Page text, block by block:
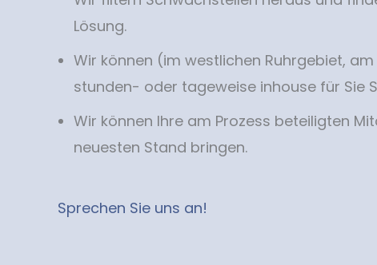
Lösung.
Wir können (im westlichen Ruhrgebiet,
stunden- oder tageweise inhouse für Sie
Wir können Ihre am Prozess beteiligten
neuesten Stand bringen.
Sprechen Sie uns an!